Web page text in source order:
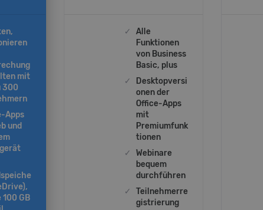
mit
300
Apps
und
100 GB
✓
Alle
Funktionen
von Business
Basic, plus
✓
Desktopversi
onen der
Office-Apps
mit
Premiumfunk
tionen
✓
Webinare
bequem
durchführen
✓
Teilnehmerre
gistrierung